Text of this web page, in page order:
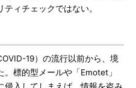
ィチェックではない。
19）の流行以前から、境
標的型メールや「Emotet」